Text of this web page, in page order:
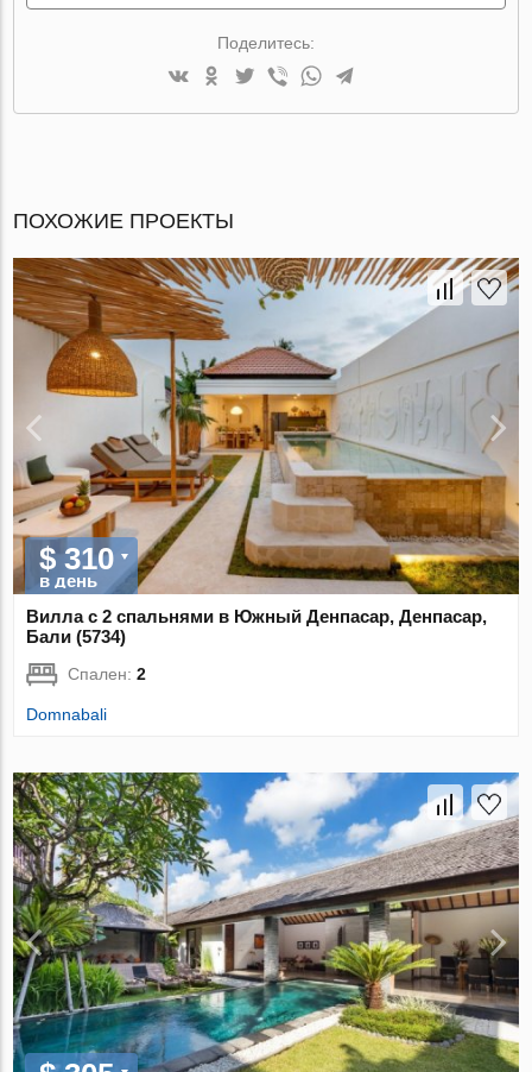
Поделитесь:
ПОХОЖИЕ ПРОЕКТЫ
$ 310
в день
Вилла с 2 спальнями в Южный Денпасар, Денпасар,
Бали (5734)
Спален:2
Domnabali